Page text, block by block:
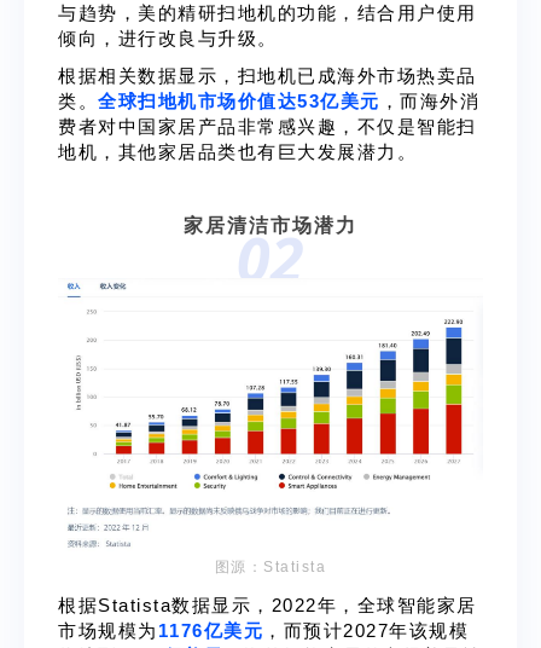
与趋势，美的精研扫地机的功能，结合用户使用
倾向，进行改良与升级 。
根据相 关数据显示， 扫地机已成海外市场热卖品
类。 全球扫地机市场价值达53亿美元 ，而海外消
费者对中国家居产品非常感兴趣，不仅是智能扫
地机，其他家居品类也有巨大发展潜力。
02
家居清洁市场潜力
图源：Statista
根据Statista数据显示，2022年，全球智能家居
市场规模为 1176亿美元 ，而预计2027年该规模